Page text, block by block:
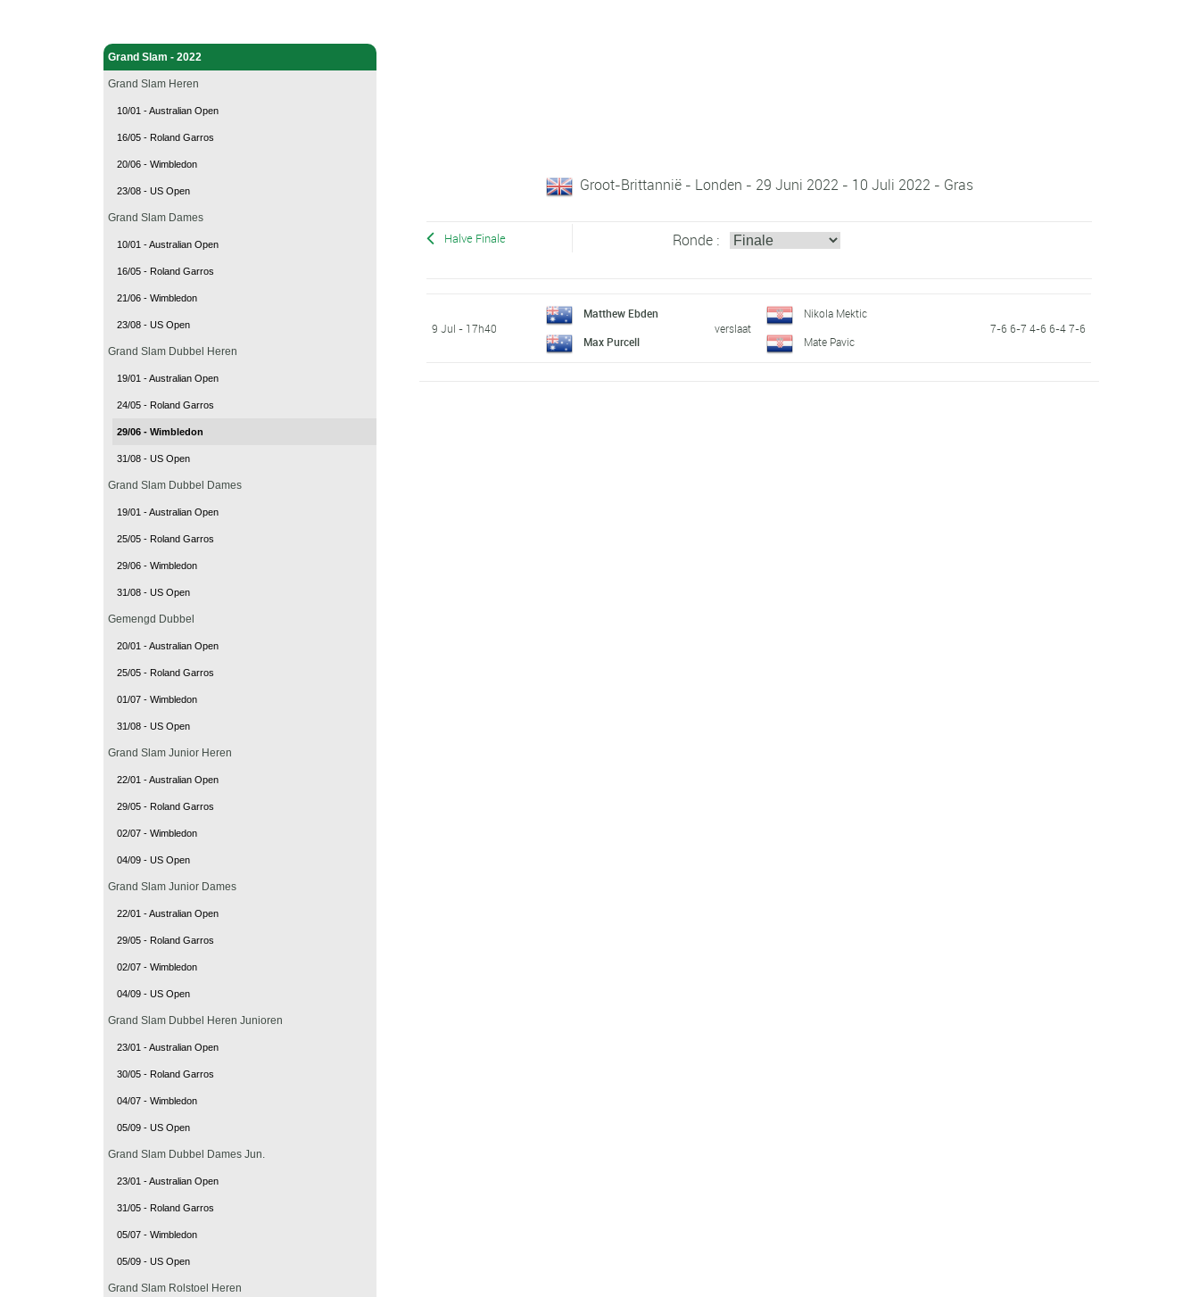
Grand Slam - 2022
Grand Slam Heren
10/01 - Australian Open
16/05 - Roland Garros
20/06 - Wimbledon
23/08 - US Open
Grand Slam Dames
10/01 - Australian Open
16/05 - Roland Garros
21/06 - Wimbledon
23/08 - US Open
Grand Slam Dubbel Heren
19/01 - Australian Open
24/05 - Roland Garros
29/06 - Wimbledon
31/08 - US Open
Grand Slam Dubbel Dames
19/01 - Australian Open
25/05 - Roland Garros
29/06 - Wimbledon
31/08 - US Open
Gemengd Dubbel
20/01 - Australian Open
25/05 - Roland Garros
01/07 - Wimbledon
31/08 - US Open
Grand Slam Junior Heren
22/01 - Australian Open
29/05 - Roland Garros
02/07 - Wimbledon
04/09 - US Open
Grand Slam Junior Dames
22/01 - Australian Open
29/05 - Roland Garros
02/07 - Wimbledon
04/09 - US Open
Grand Slam Dubbel Heren Junioren
23/01 - Australian Open
30/05 - Roland Garros
04/07 - Wimbledon
05/09 - US Open
Grand Slam Dubbel Dames Jun.
23/01 - Australian Open
31/05 - Roland Garros
05/07 - Wimbledon
05/09 - US Open
Grand Slam Rolstoel Heren
Groot-Brittannië - Londen - 29 Juni 2022 - 10 Juli 2022 - Gras
Halve Finale Ronde :
9 Jul - 17h40
Matthew Ebden
Max Purcell
verslaat
Nikola Mektic
Mate Pavic
7-6 6-7 4-6 6-4 7-6